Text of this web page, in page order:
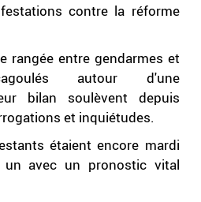
contre la réforme
rangée entre gendarmes et
autour d'une
bilan soulèvent depuis
et inquiétudes.
étaient encore mardi
avec un pronostic vital